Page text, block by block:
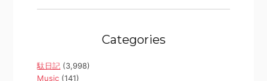
Categories
駄日記 (3,998)
Music (141)